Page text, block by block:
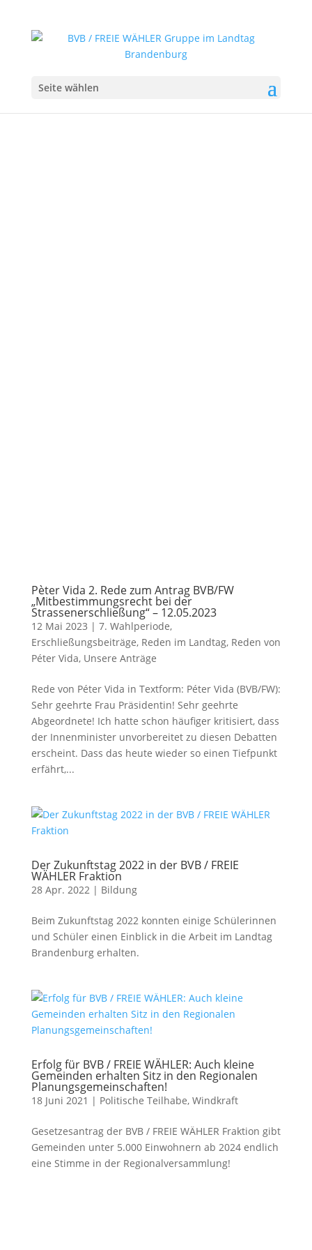
Seite wählen
Pèter Vida 2. Rede zum Antrag BVB/FW
„Mitbestimmungsrecht bei der
Strassenerschließung“ – 12.05.2023
12 Mai 2023 | 7. Wahlperiode,
Erschließungsbeiträge, Reden im Landtag, Reden von
Péter Vida, Unsere Anträge
Rede von Péter Vida in Textform: Péter Vida (BVB/FW):
Sehr geehrte Frau Präsidentin! Sehr geehrte
Abgeordnete! Ich hatte schon häufiger kritisiert, dass
der Innenminister unvorbereitet zu diesen Debatten
erscheint. Dass das heute wieder so einen Tiefpunkt
erfährt,...
Der Zukunftstag 2022 in der BVB / FREIE
WÄHLER Fraktion
28 Apr. 2022| Bildung
Beim Zukunftstag 2022 konnten einige Schülerinnen
und Schüler einen Einblick in die Arbeit im Landtag
Brandenburg erhalten.
Erfolg für BVB / FREIE WÄHLER: Auch kleine
Gemeinden erhalten Sitz in den Regionalen
Planungsgemeinschaften!
18 Juni 2021 | Politische Teilhabe, Windkraft
Gesetzesantrag der BVB / FREIE WÄHLER Fraktion gibt
Gemeinden unter 5.000 Einwohnern ab 2024 endlich
eine Stimme in der Regionalversammlung!